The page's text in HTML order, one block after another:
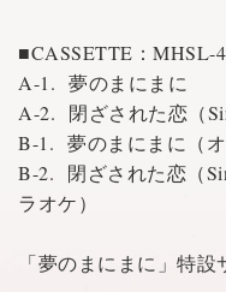
■CASSETTE：MHSL-
A-1. 夢のまにまに
A-2. 閉ざされた恋（
B-1. 夢のまにまに（オ
B-2. 閉ざされた恋（
ラオケ）
「夢のまにまに」特設